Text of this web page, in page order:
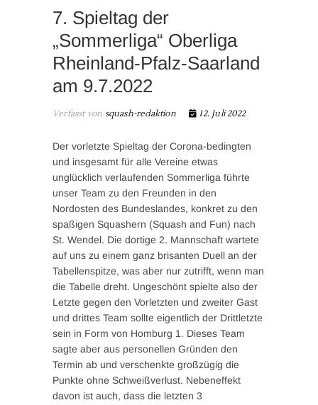
7. Spieltag der
„Sommerliga“ Oberliga
Rheinland-Pfalz-Saarland
am 9.7.2022
Verfasst von squash-redaktion 12. Juli 2022
Der vorletzte Spieltag der Corona-bedingten
und insgesamt für alle Vereine etwas
unglücklich verlaufenden Sommerliga führte
unser Team zu den Freunden in den
Nordosten des Bundeslandes, konkret zu den
spaßigen Squashern (Squash and Fun) nach
St. Wendel. Die dortige 2. Mannschaft wartete
auf uns zu einem ganz brisanten Duell an der
Tabellenspitze, was aber nur zutrifft, wenn man
die Tabelle dreht. Ungeschönt spielte also der
Letzte gegen den Vorletzten und zweiter Gast
und drittes Team sollte eigentlich der Drittletzte
sein in Form von Homburg 1. Dieses Team
sagte aber aus personellen Gründen den
Termin ab und verschenkte großzügig die
Punkte ohne Schweißverlust. Nebeneffekt
davon ist auch, dass die letzten 3